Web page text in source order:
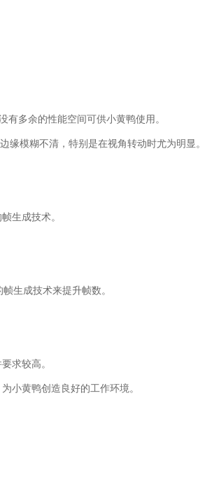
多余的性能空间可供小黄鸭使用。
缘模糊不清，特别是在视角转动时尤为明显。
生成技术。
生成技术来提升帧数。
求较高。
小黄鸭创造良好的工作环境。